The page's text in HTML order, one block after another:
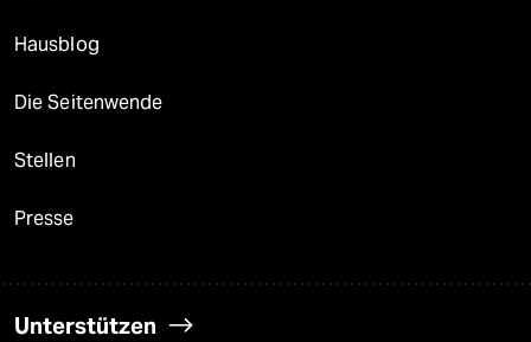
Hausblog
Die Seitenwende
Stellen
Presse
Unterstützen